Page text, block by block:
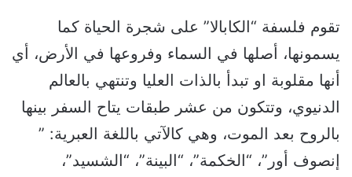
تقوم فلسفة “الكابالا” على شجرة الحياة كما
يسمونها، أصلها في السماء وفروعها في الأرض، أي
أنها مقلوبة او تبدأ بالذات العليا وتنتهي بالعالم
الدنيوي، وتتكون من عشر طبقات يتاح السفر بينها
بالروح بعد الموت، وهي كالآتي باللغة العبرية: ”
إنصوف أور”، “الخكمة”، “البينة”، “الشسيد”،